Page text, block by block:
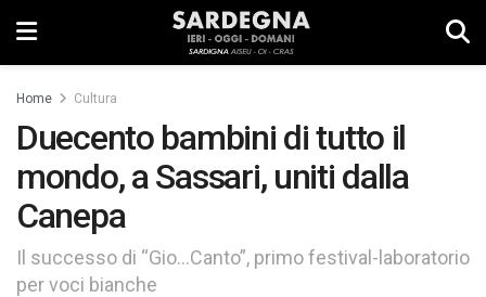
Home Cultura
Duecento bambini di tutto il
mondo, a Sassari, uniti dalla
Canepa
Il successo di “Gio…Canto”, primo festival-laboratorio
per voci bianche